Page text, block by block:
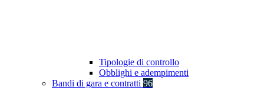
Tipologie di controllo
Obblighi e adempimenti
Bandi di gara e contratti 96